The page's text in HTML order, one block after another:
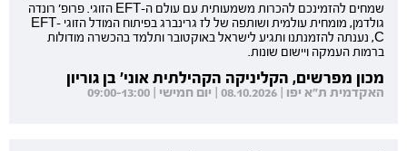
שמחים להזמינכם להכרות משמעותית עם עולם ה-EFT הזוגי. פרופ' רונדה
גולדמן, מומחית עולמית ושותפה של לז גרינברג בפיתוח המודל הזוגי EFT-
C, נענתה להזמנתנו ותגיע לישראל באוקטובר ותלמד בהכשרה מודולות
ברמות העמקה ויישום שונות.
מכון מפרשים, הקליניקה הקהילתית אוני' בן גוריון
האקדמית ת"א יפו | 08.10.2026 | יום חמישי | 09:00-13:00